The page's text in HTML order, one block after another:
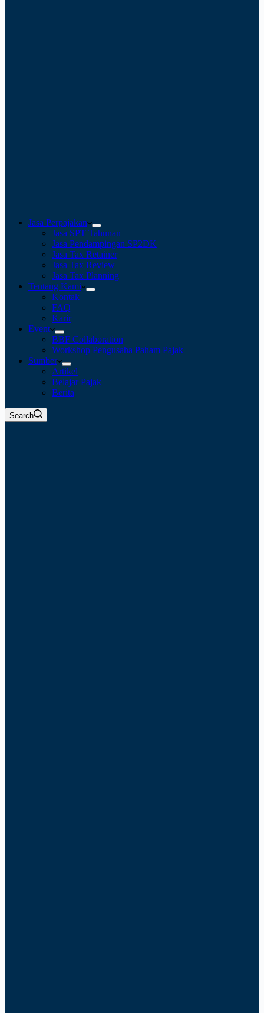
Jasa Perpajakan
Jasa SPT Tahunan
Jasa Pendampingan SP2DK
Jasa Tax Retainer
Jasa Tax Review
Jasa Tax Planning
Tentang Kami
Kontak
FAQ
Karir
Event
BBF Collaboration
Workshop Pengusaha Paham Pajak
Sumber
Artikel
Belajar Pajak
Berita
Search